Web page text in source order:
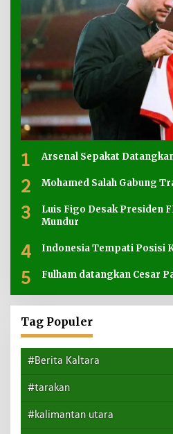
1 Arsenal Sepakat
2 Mohamed Salah Gabung
3
Luis Figo Desak Presiden
Mundur
4 Indonesia Tempati Posisi
5 Fulham datangkan Cesar
Tag Populer
#Berita Kaltara
#tarakan
#kalimantan utara